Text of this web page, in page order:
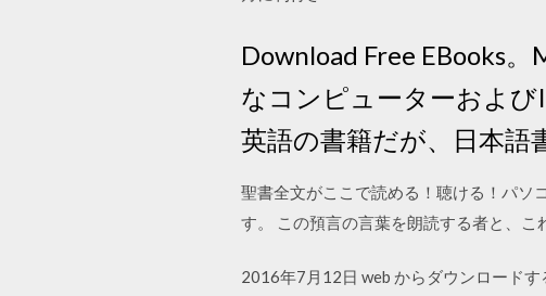
Download Free EBooks
なコンピューターおよ
英語の書籍だが、日本語
聖書全文がここで読める！聴ける！パソ
す。 この預言の言葉を朗読する者と、こ
2016年7月12日 web からダウンロード